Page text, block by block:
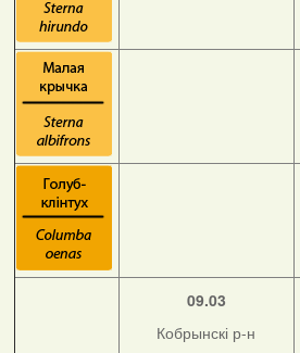
09.03
Кобрынскі р-н